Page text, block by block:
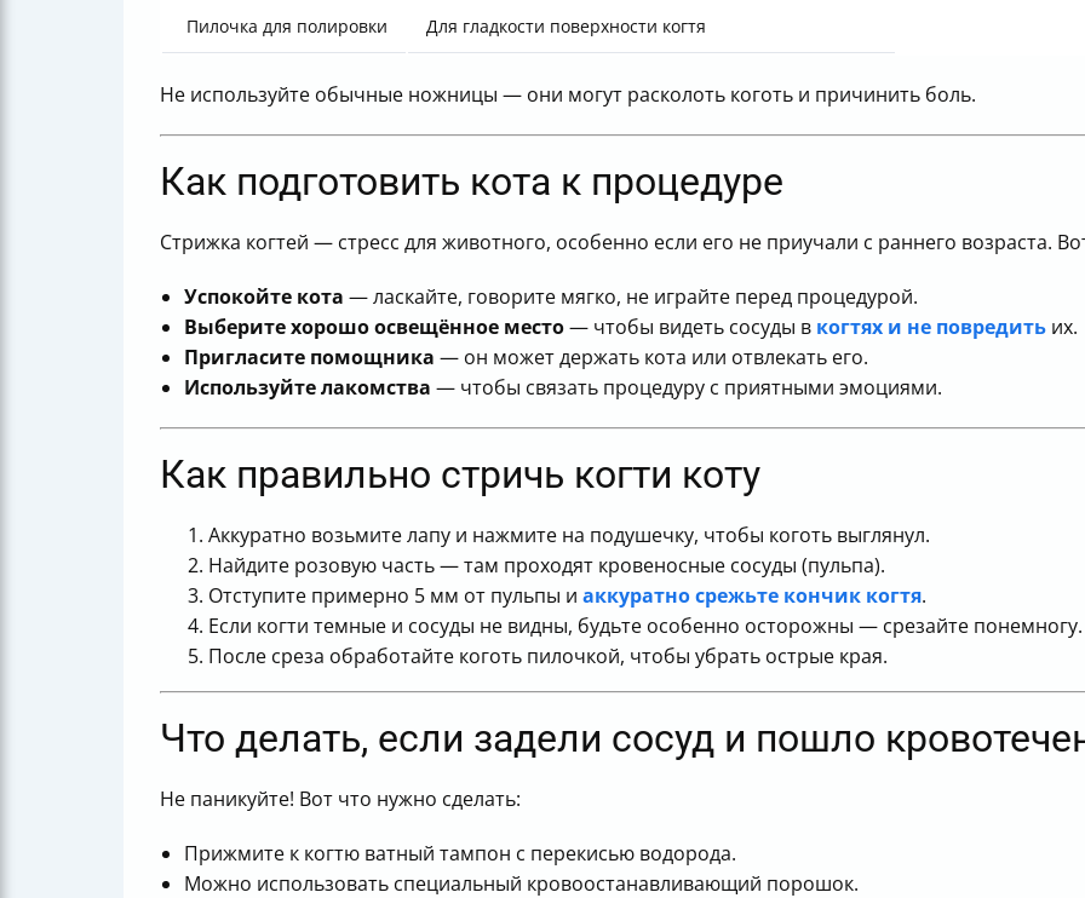
Пилочка для полировки Для гладкости поверхности когтя
Не используйте обычные ножницы — они могут расколоть коготь и причинить боль.
Как подготовить кота к процедуре
Стрижка когтей — стресс для животного, особенно если его не приучали с раннего возраста.
Успокойте кота — ласкайте, говорите мягко, не играйте перед процедурой.
Выберите хорошо освещённое место— чтобы видеть сосуды в когтях и не повредить их.
Пригласите помощника — он может держать кота или отвлекать его.
Используйте лакомства — чтобы связать процедуру с приятными эмоциями.
Как правильно стричь когти коту
Аккуратно возьмите лапу и нажмите на подушечку, чтобы коготь выглянул.
Найдите розовую часть — там проходят кровеносные сосуды (пульпа).
Отступите примерно 5 мм от пульпы и аккуратно срежьте кончик когтя.
Если когти темные и сосуды не видны, будьте особенно осторожны — срезайте понемногу.
После среза обработайте коготь пилочкой, чтобы убрать острые края.
Что делать, если задели сосуд и пошло
Не паникуйте! Вот что нужно сделать:
Прижмите к когтю ватный тампон с перекисью водорода.
Можно использовать специальный кровоостанавливающий порошок.